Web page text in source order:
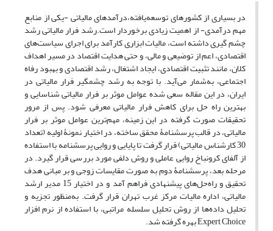
در بسیاری از کشورهای توسعه‌یافته،درآمدهای مالیاتی -یکی از منابع
مهم درآمدی- از اهمیت زیادی برخوردار است.رشد فرار مالیاتی رشد
چشم گیری داشته است، مالیات ابزاری کارآمد برای اجرای سیاست‌های
اقتصادی، اعم از توضیعی و مالی، و حتی هدایت اقتصاد در مسیر اهداف
کلان، مانند تثبیت اقتصادی، ایجاد اشتغال، رشد اقتصادی و بهبود رفاه
اجتماعی، به‌شمار می‌آید. با توجه به رشد چشمگیر فرار مالیاتی در
ایران، در این مقاله سعی شده عوامل موثر بر فرار مالیاتی شناسایی و
بهترین راه حل برای کاهش فرار مالیاتی معرفی شود. پس از مرور
تحقیقات صورت گرفته در این زمینه، مهم‌ترین عوامل موثر بر فرار
مالیاتی، در قالب پرسشنامۀ محقق ساخته، در اختیار نمونۀ اولیه (تعداد
30 کارشناس مالیاتی) قرار گرفت تا پایایی و روایی پرسشنامه با استفاده
از آلفای کرونباخ روایی عاملی و روش دلفی مورد بررسی قرار گیرد. در
مرحله بعد، پرسشنامۀ دوم به صورت مقایسات زوجی و بر مبانی هدف
تحقیق و راه‌حل‌های پیشنهادی فراهم آمد و در اختیار 15 مدیر ارشد
مالیاتی، اداره مالیات مرکز غرب تهران قرار گرفت. به‌منظور تجزیه و
تحلیل داده‌ها از روش تحلیل سلسله مراتبی، با استفاده از نرم افزار
Expert Choice بهره گرفته شد.